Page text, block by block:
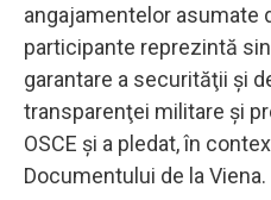
angajamentelor asumate
participante reprezintă
garantare a securităţii şi
transparenţei militare şi
OSCE şi a pledat, în
Documentului de la Viena.